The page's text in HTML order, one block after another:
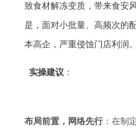
致食材解冻变质，带来食安
是，面对小批量、高频次的
本高企，严重侵蚀门店利润。
实操建议 ：
布局前置，网络先行：在制